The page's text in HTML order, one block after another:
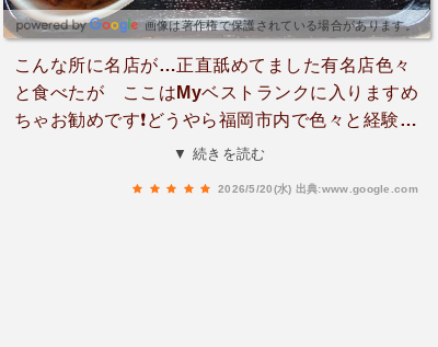
画像は著作権で保護されている場合があります。
こんな所に名店が…正直舐めてました有名店色々
と食べたが ここはMyベストランクに入りますめ
ちゃお勧めです❗どうやら福岡市内で色々と経験、
修業された大将みたいです。
▼ 続きを読む
2026/5/20(水) 出典:www.google.com